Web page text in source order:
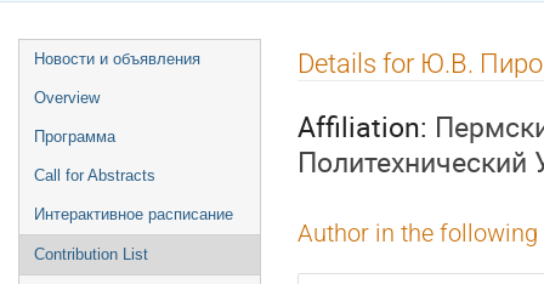
Event
menu
Новости и объявления
Overview
Программа
Call for Abstracts
Интерактивное расписание
Contribution List
Details for Ю.В.
Affiliation:
Политехнический
Author in the